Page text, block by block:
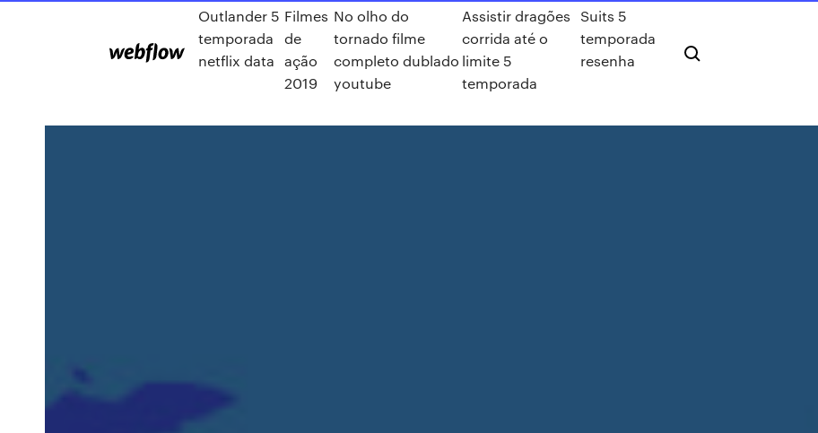
Outlander 5
temporada
netflix data
Filmes
de
ação
2019
No olho do
tornado filme
completo dublado
youtube
Assistir dragões
corrida até o
limite 5
temporada
Suits 5
temporada
resenha